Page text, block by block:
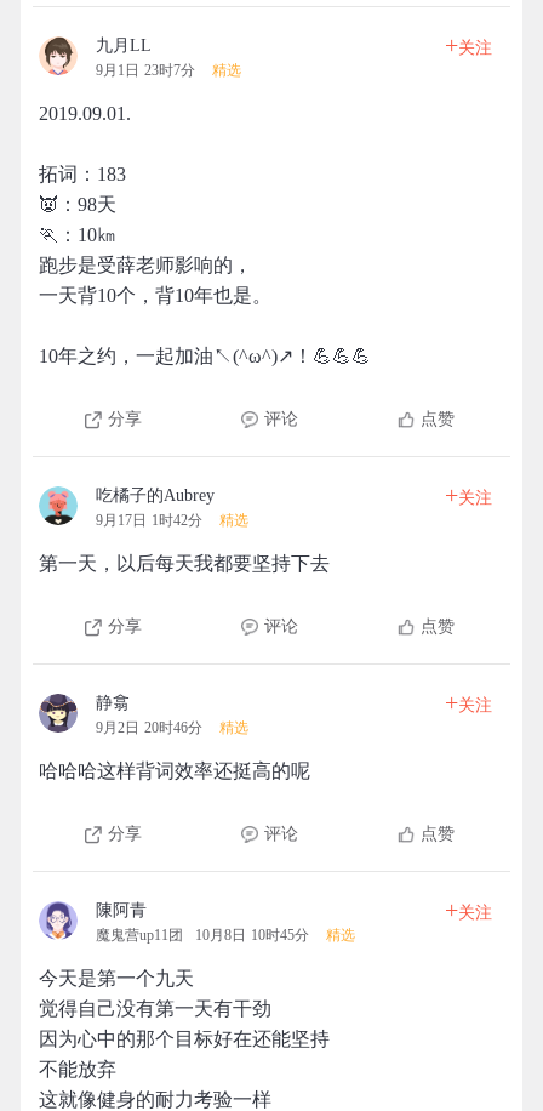
九月LL
9月1日 23时7分 精选
+关注
2019.09.01.
拓词：183
👿：98天
🏃：10㎞
跑步是受薛老师影响的，
一天背10个，背10年也是。
10年之约，一起加油↖(^ω^)↗！💪💪💪
分享 评论 点赞
吃橘子的Aubrey
9月17日 1时42分 精选
+关注
第一天，以后每天我都要坚持下去
分享 评论 点赞
静翕
9月2日 20时46分 精选
+关注
哈哈哈这样背词效率还挺高的呢
分享 评论 点赞
陳阿青
魔鬼营up11团 10月8日 10时45分 精选
+关注
今天是第一个九天
觉得自己没有第一天有干劲
因为心中的那个目标好在还能坚持
不能放弃
这就像健身的耐力考验一样